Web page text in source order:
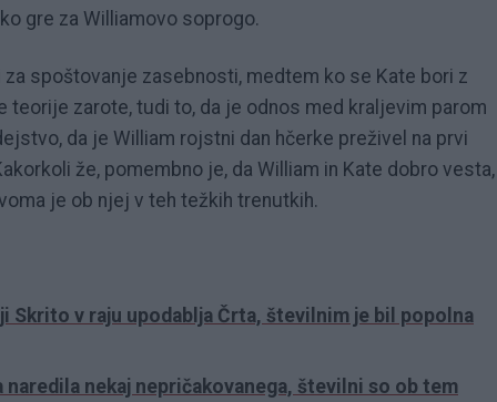
gre za Williamovo soprogo.
spoštovanje zasebnosti, medtem ko se Kate bori z
teorije zarote, tudi to, da je odnos med kraljevim parom
da je William rojstni dan hčerke preživel na prvi
že, pomembno je, da William in Kate dobro vesta,
je ob njej v teh težkih trenutkih.
Skrito v raju upodablja Črta, številnim je bil popolna
naredila nekaj nepričakovanega, številni so ob tem